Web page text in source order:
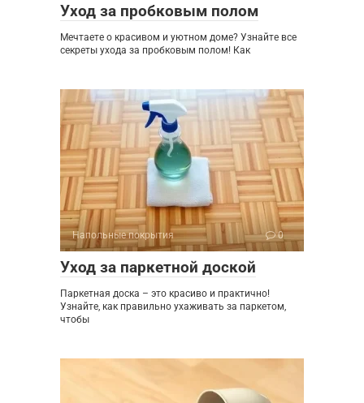
Уход за пробковым полом
Мечтаете о красивом и уютном доме? Узнайте все
секреты ухода за пробковым полом! Как
Напольные покрытия 0
Уход за паркетной доской
Паркетная доска – это красиво и практично!
Узнайте, как правильно ухаживать за паркетом,
чтобы